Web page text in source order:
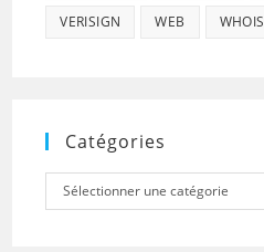
VERISIGN WEB WHOIS
Catégories
Catégories
Sélectionner une catégorie